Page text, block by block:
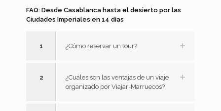
FAQ: Desde Casablanca hasta el desierto por las
Ciudades Imperiales en 14 días
1 ¿Cómo reservar un tour?
2
¿Cuáles son las ventajas de un viaje
organizado por Viajar-Marruecos?